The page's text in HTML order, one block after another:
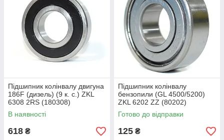
Підшипник колінвалу двигуна
186F (дизель) (9 к. с.) ZKL
6308 2RS (180308)
(40x90x23)
В наявності
618 ₴
Підшипник колінвалу
бензопили (GL 4500/5200)
ZKL 6202 ZZ (80202)
Промислова упаковка
(15x35x11)
Готово до відправки
125 ₴